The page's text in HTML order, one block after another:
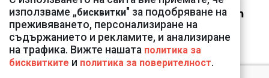
Vivacom през август
използваме „бисквитки" за подобряване на
преживяването, персонализиране на
съдържанието и рекламите, и анализиране
на трафика. Вижте нашата политика за
бисквитките и политика за поверителност.